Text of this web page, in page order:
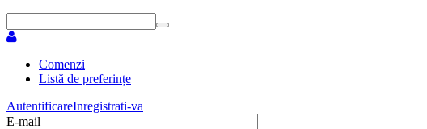
Comenzi
Listă de preferințe
AutentificareInregistrati-va
E-mail